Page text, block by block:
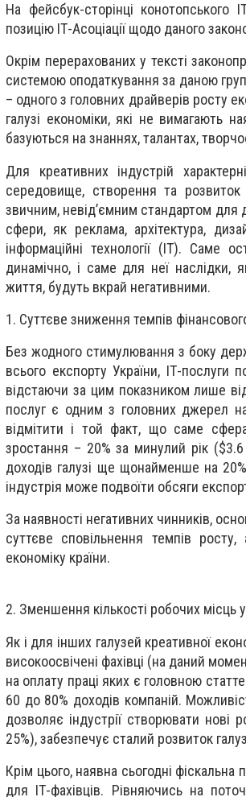
На фейсбук-сторінці конотопського
позицію ІТ-Асоціації щодо даного
Окрім перерахованих у тексті
системою оподаткування за даною
– одного з головних драйверів росту
галузі економіки, які не вимагають
базуються на знаннях, талантах,
Для креативних індустрій
середовище, створення та
звичним, невід’ємним стандартом для
сфери, як реклама, архітектура,
інформаційні технології (ІТ). Саме
динамічно, і саме для неї наслідки,
життя, будуть вкрай негативними.
1. Суттєве зниження темпів
Без жодного стимулювання з боку
всього експорту України, ІТ-
відстаючи за цим показником лише
послуг є одним з головних джерел
відмітити і той факт, що саме
зростання – 20% за минулий рік
доходів галузі ще щонайменше на
індустрія може подвоїти обсяги
За наявності негативних чинників,
суттєве сповільнення темпів
економіку країни.
2. Зменшення кількості робочих місць у
Як і для інших галузей креативної
високоосвічені фахівці (на даний
на оплату праці яких є головною
60 до 80% доходів компаній.
дозволяє індустрії створювати нові
25%), забезпечує сталий розвиток
Крім цього, наявна сьогодні
для ІТ-фахівців. Рівняючись на